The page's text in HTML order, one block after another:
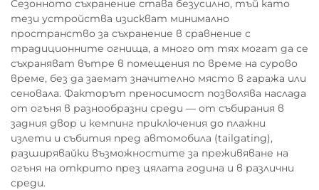
Сезонното съхранение става безусилно, тъй като
тези устройства изискват минимално
пространство за съхранение в сравнение с
традиционните огнища, а много от тях могат да се
съхраняват вътре в помещения по време на сурово
време, без да заемат значително място в гаража или
сеновала. Факторът преносимост позволява наслада
от огъня в разнообразни среди — от събирания в
задния двор и кемпинг приключения до плажни
излети и събития пред автомобила (tailgating),
разширявайки възможностите за преживяване на
огъня на открито през цялата година и в различни
среди.